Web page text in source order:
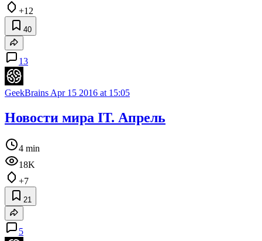
+12
40
13
GeekBrains Apr 15 2016 at 15:05
Новости мира IT. Апрель
4 min
18K
+7
21
5